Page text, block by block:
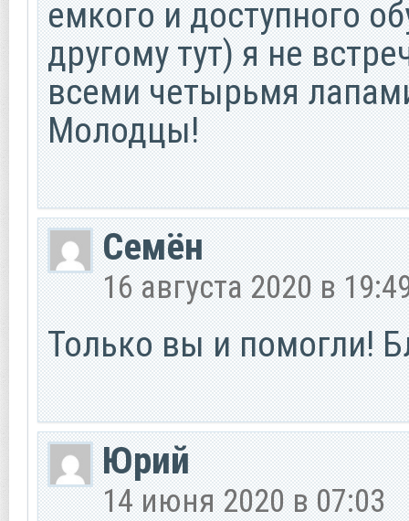
емкого и доступного
другому тут) я не
всеми четырьмя
Молодцы!
Семён
16 августа 2020 в
Только вы и помогли!
Юрий
14 июня 2020 в 07:03